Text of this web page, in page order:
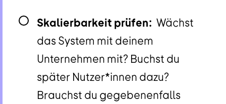
Skalierbarkeit prüfen: Wächst
das System mit deinem
Unternehmen mit? Buchst du
später Nutzer*innen dazu?
Brauchst du gegebenenfalls